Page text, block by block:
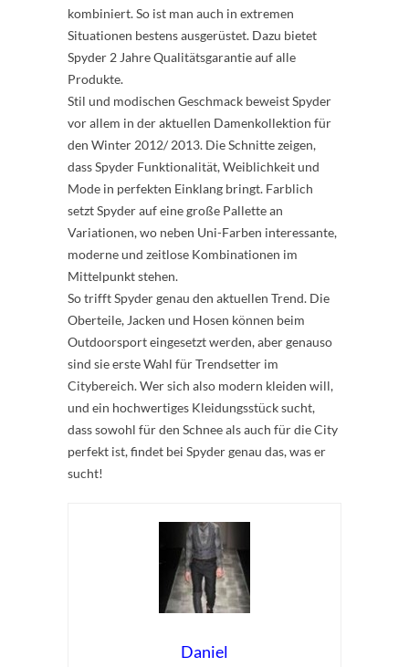
kombiniert. So ist man auch in extremen
Situationen bestens ausgerüstet. Dazu bietet
Spyder 2 Jahre Qualitätsgarantie auf alle
Produkte.
Stil und modischen Geschmack beweist Spyder
vor allem in der aktuellen Damenkollektion für
den Winter 2012/ 2013. Die Schnitte zeigen,
dass Spyder Funktionalität, Weiblichkeit und
Mode in perfekten Einklang bringt. Farblich
setzt Spyder auf eine große Pallette an
Variationen, wo neben Uni-Farben interessante,
moderne und zeitlose Kombinationen im
Mittelpunkt stehen.
So trifft Spyder genau den aktuellen Trend. Die
Oberteile, Jacken und Hosen können beim
Outdoorsport eingesetzt werden, aber genauso
sind sie erste Wahl für Trendsetter im
Citybereich. Wer sich also modern kleiden will,
und ein hochwertiges Kleidungsstück sucht,
dass sowohl für den Schnee als auch für die City
perfekt ist, findet bei Spyder genau das, was er
sucht!
Daniel